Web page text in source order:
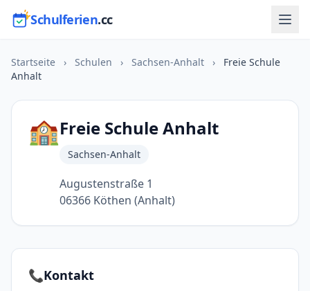
Schulferien.cc
Startseite › Schulen › Sachsen-Anhalt ›
Freie Schule
Anhalt
🏫Freie Schule Anhalt
Sachsen-Anhalt
Augustenstraße 1
06366 Köthen (Anhalt)
📞Kontakt